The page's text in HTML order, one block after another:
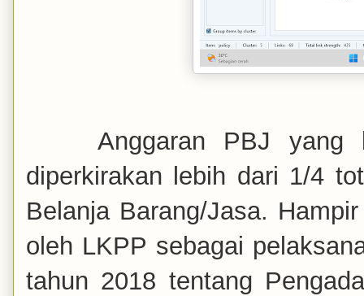
Anggaran PBJ yang
diperkirakan lebih dari 1/4
Belanja Barang/Jasa.
oleh LKPP sebagai
tahun 2018 tentang